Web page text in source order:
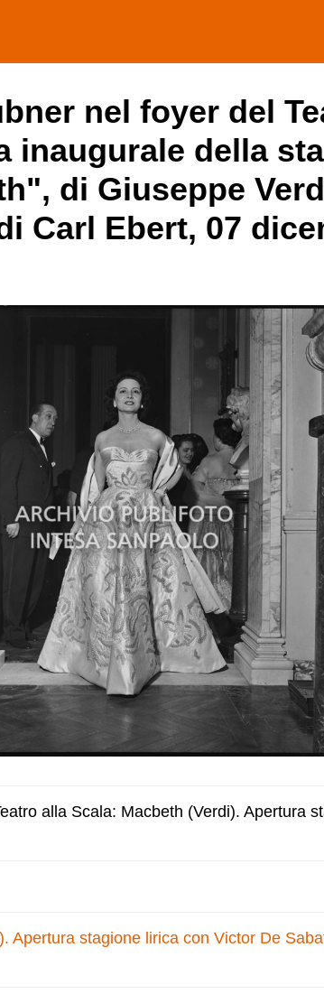
nel foyer del
inaugurale della
di Giuseppe
Carl Ebert, 07
alla Scala: Macbeth (Verdi). Apertura
Apertura stagione lirica con Victor De